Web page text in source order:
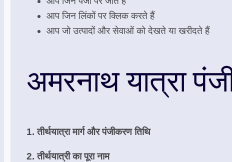
आप जिन लिंकों पर क्लिक करते हैं
आप जो उत्पादों और सेवाओं को देखते या खरीदते हैं
अमरनाथ यात्रा
1. तीर्थयात्रा मार्ग और पंजीकरण तिथि
2. तीर्थयात्री का पूरा नाम